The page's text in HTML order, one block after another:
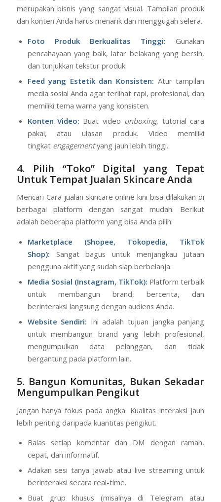
merupakan bisnis yang sangat visual. Tampilan produk
dan konten Anda harus menarik dan menggugah selera.
Foto Produk Berkualitas Tinggi: Gunakan
pencahayaan yang baik, latar belakang yang bersih,
dan tunjukkan tekstur produk.
Feed yang Estetik dan Konsisten: Atur tampilan
media sosial Anda agar terlihat rapi, profesional, dan
memiliki tema warna yang konsisten.
Konten Video: Buat video unboxing, tutorial cara
pakai, atau ulasan produk. Video memiliki
tingkat engagementyang jauh lebih tinggi.
4. Pilih “Toko” Digital yang Tepat
Untuk Tempat Jualan Skincare Anda
Mencari Cara jualan skincare online kini bisa dilakukan di
berbagai platform dengan sangat mudah. Berikut
adalah beberapa platform yang bisa Anda pilih:
Marketplace (Shopee, Tokopedia, TikTok
Shop): Sangat bagus untuk menjangkau jutaan
pengguna aktif yang sudah siap berbelanja.
Media Sosial (Instagram, TikTok): Platform terbaik
untuk membangun brand, bercerita, dan
berinteraksi langsung dengan audiens Anda.
Website Sendiri: Ini adalah tujuan jangka panjang
untuk membangun brand yang lebih profesional,
mengumpulkan data pelanggan, dan tidak
bergantung pada platform lain.
5. Bangun Komunitas, Bukan Sekadar
Mengumpulkan Pengikut
Jangan hanya fokus pada angka. Kualitas interaksi jauh
lebih penting daripada kuantitas pengikut.
Balas setiap komentar dan DM dengan ramah,
cepat, dan informatif.
Adakan sesi tanya jawab atau live streaming untuk
berinteraksi secara real-time.
Buat grup khusus (misalnya di Telegram atau